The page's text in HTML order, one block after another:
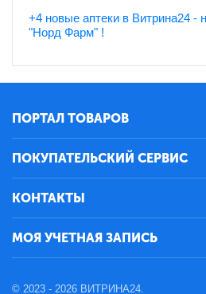
+4 новые аптеки в Витрина24 -
"Норд Фарм" !
ПОРТАЛ ТОВАРОВ
ПОКУПАТЕЛЬСКИЙ СЕРВИС
КОНТАКТЫ
МОЯ УЧЕТНАЯ ЗАПИСЬ
© 2023 - 2026 ВИТРИНА24.